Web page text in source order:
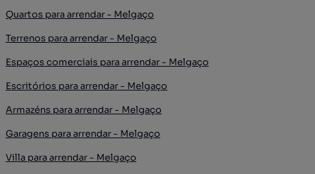
Quartos para arrendar - Melgaço
Terrenos para arrendar - Melgaço
Espaços comerciais para arrendar - Melgaço
Escritórios para arrendar - Melgaço
Armazéns para arrendar - Melgaço
Garagens para arrendar - Melgaço
Villa para arrendar - Melgaço